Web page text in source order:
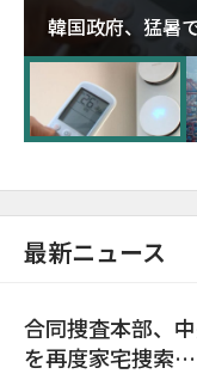
韓国政府、猛暑
に需給対応体制
最新ニュース
合同捜査本部、
を再度家宅捜索